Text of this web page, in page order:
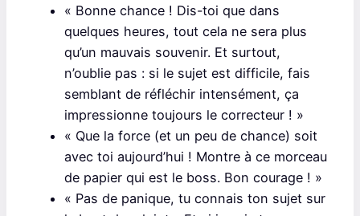
« Bonne chance ! Dis-toi que dans
quelques heures, tout cela ne sera plus
qu’un mauvais souvenir. Et surtout,
n’oublie pas : si le sujet est difficile, fais
semblant de réfléchir intensément, ça
impressionne toujours le correcteur ! »
« Que la force (et un peu de chance) soit
avec toi aujourd’hui ! Montre à ce morceau
de papier qui est le boss. Bon courage ! »
« Pas de panique, tu connais ton sujet sur